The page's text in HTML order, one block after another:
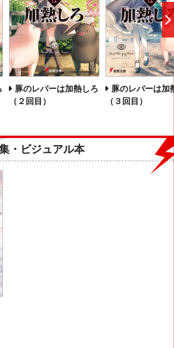
豚のレバーは加熱しろ
（２回目）
豚のレバーは加
（３回目）
・ビジュアル本